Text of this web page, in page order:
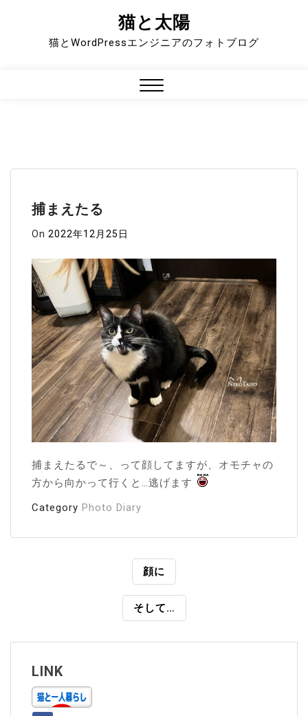
猫と太陽
猫とWordPressエンジニアのフォトブログ
捕まえたる
On 2022年12月25日
捕まえたるで～、って顔してますが、オモチャの
方から向かって行くと…逃げます
Category Photo Diary
ビ
ゲ
ー
顔に
そして…
LINK